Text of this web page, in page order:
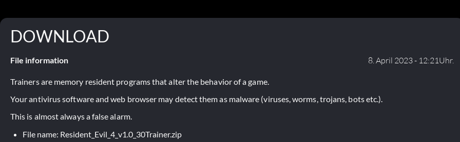
DOWNLOAD
File information 8. April 2023 - 12:21Uhr.
Trainers are memory resident programs that alter the behavior of a game.
Your antivirus software and web browser may detect them as malware (viruses, worms, trojans, bots etc.).
This is almost always a false alarm.
File name: Resident_Evil_4_v1.0_30Trainer.zip